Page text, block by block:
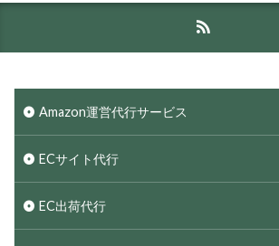
Amazon運営代行サービス
ECサイト代行
EC出荷代行